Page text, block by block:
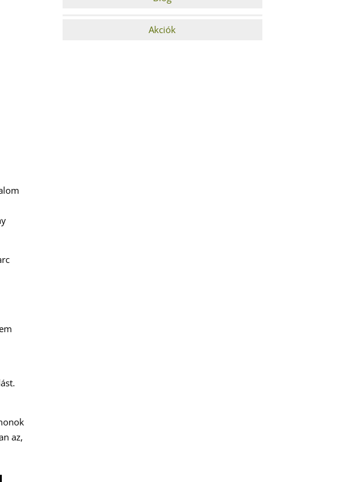
az,
Akciók